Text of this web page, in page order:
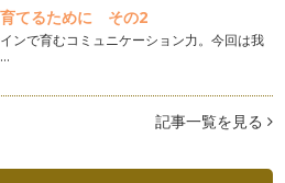
いいろいろ。
過ぎ、街にはクリスマスのイルミネ
マイモの楽しみ方～蔓でリース作り
・群馬県昭和村にあるミキハウスフ
てるために その2
ンで育むコミュニケーション力。今回は我
記事一覧を見る